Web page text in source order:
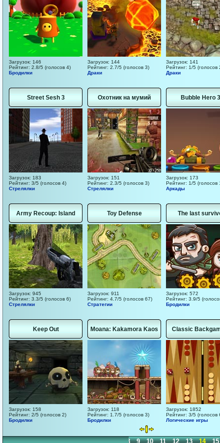
Загрузок: 146
Рейтинг: 2.8/5 (голосов 4)
Бродилки
Загрузок: 144
Рейтинг: 2.7/5 (голосов 3)
Драки
Загрузок: 141
Рейтинг: 1/5 (голосов
Драки
Street Sesh 3
Загрузок: 183
Рейтинг: 3/5 (голосов 4)
Стрелялки
Охотник на мумий
Загрузок: 151
Рейтинг: 2.3/5 (голосов 3)
Стрелялки
Bubble Hero
Загрузок: 173
Рейтинг: 1/5 (голосов
Аркады
Army Recoup: Island
Загрузок: 945
Рейтинг: 3.3/5 (голосов 6)
Стрелялки
Toy Defense
Загрузок: 911
Рейтинг: 4.7/5 (голосов 67)
Стратегии
The last
Загрузок: 572
Рейтинг: 3.9/5
Бродилки
Keep Out
Загрузок: 158
Рейтинг: 2/5 (голосов 2)
Бродилки
Moana: Kakamora Kaos
Загрузок: 118
Рейтинг: 1.7/5 (голосов 3)
Бродилки
Classic
Загрузок: 1852
Рейтинг: 3/5 (голосов
Логические игры
1 2 3 4 5 6 7 8 9 10 11 12 13 14 15